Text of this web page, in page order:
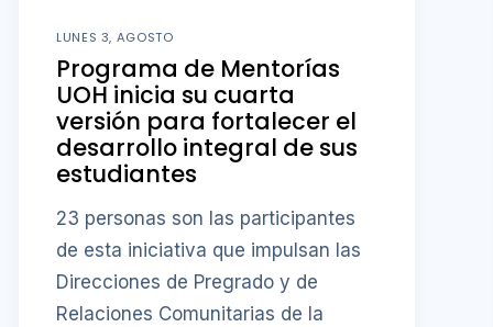
LUNES 3, AGOSTO
Programa de Mentorías
UOH inicia su cuarta
versión para fortalecer el
desarrollo integral de sus
estudiantes
23 personas son las participantes
de esta iniciativa que impulsan las
Direcciones de Pregrado y de
Relaciones Comunitarias de la